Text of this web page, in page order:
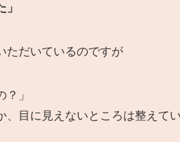
ただいているのですが
」
、目に見えないところは整えて